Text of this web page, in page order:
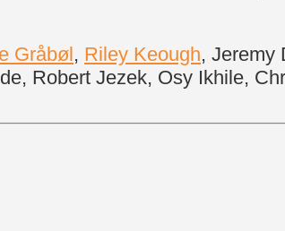
Gråbøl , Riley Keough, Jeremy
Robert Jezek, Osy Ikhile,